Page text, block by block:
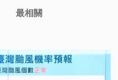
最相關